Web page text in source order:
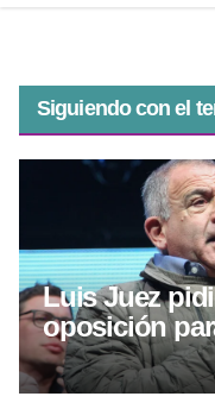
Siguiendo con el
Luis Juez
oposición
elecciones a